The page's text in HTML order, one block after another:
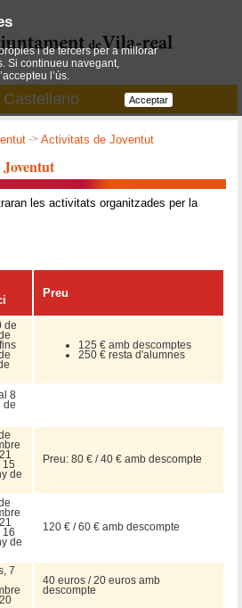
Castellano
->Activitats de Joventut
les activitats organitzades per la
Preu
de
125 € amb descomptes
250 € resta d'alumnes
8
de
15
de
Preu: 80 € / 40 € amb descompte
16
de
120 € / 60 € amb descompte
7
40 euros / 20 euros amb
descompte
i de tercers per a millorar
Si continueu navegant,
l’ús.
Acceptar